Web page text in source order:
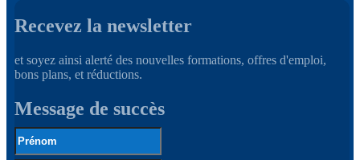
Recevez la newsletter
et soyez ainsi alerté des nouvelles formations, offres d'emploi,
bons plans, et réductions.
Message de succès